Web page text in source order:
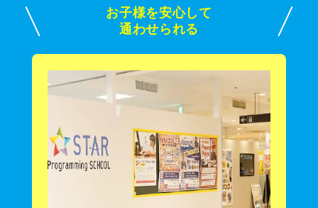
お子様を安心して
通わせられる